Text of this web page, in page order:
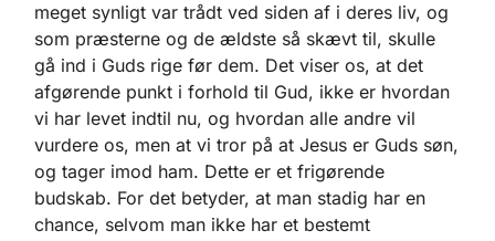
meget synligt var trådt ved siden af i deres liv, og
som præsterne og de ældste så skævt til, skulle
gå ind i Guds rige før dem. Det viser os, at det
afgørende punkt i forhold til Gud, ikke er hvordan
vi har levet indtil nu, og hvordan alle andre vil
vurdere os, men at vi tror på at Jesus er Guds søn,
og tager imod ham. Dette er et frigørende
budskab. For det betyder, at man stadig har en
chance, selvom man ikke har et bestemt